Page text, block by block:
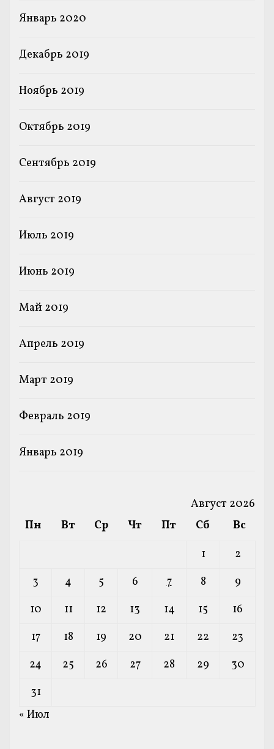
Январь 2020
Декабрь 2019
Ноябрь 2019
Октябрь 2019
Сентябрь 2019
Август 2019
Июль 2019
Июнь 2019
Май 2019
Апрель 2019
Март 2019
Февраль 2019
Январь 2019
Август 2026
Пн
Вт Ср Чт Пт Сб
Вс
1
2
3
4 5 6 7 8
9
10
11 12 13 14 15
16
17
18 19 20 21 22
23
24
25 26 27 28 29
30
31
« Июл